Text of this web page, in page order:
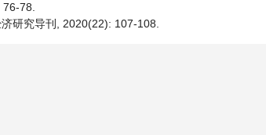
78.
研究导刊, 2020(22): 107-108.